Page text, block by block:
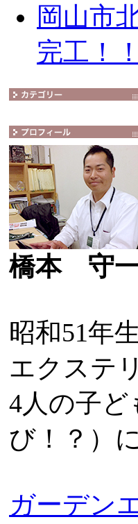
岡山市
完工！！
橋本 守
昭和51年
エクステ
4人の子
び！？）
ガーデン